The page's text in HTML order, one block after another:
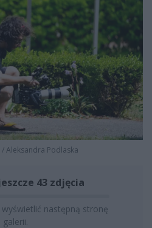
/Aleksandra Podlaska
43 zdjęcia
następną stronę
galerii.